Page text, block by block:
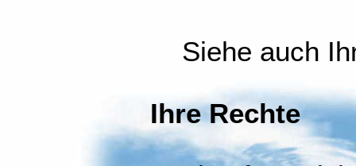
Siehe auch
Ihre Rechte